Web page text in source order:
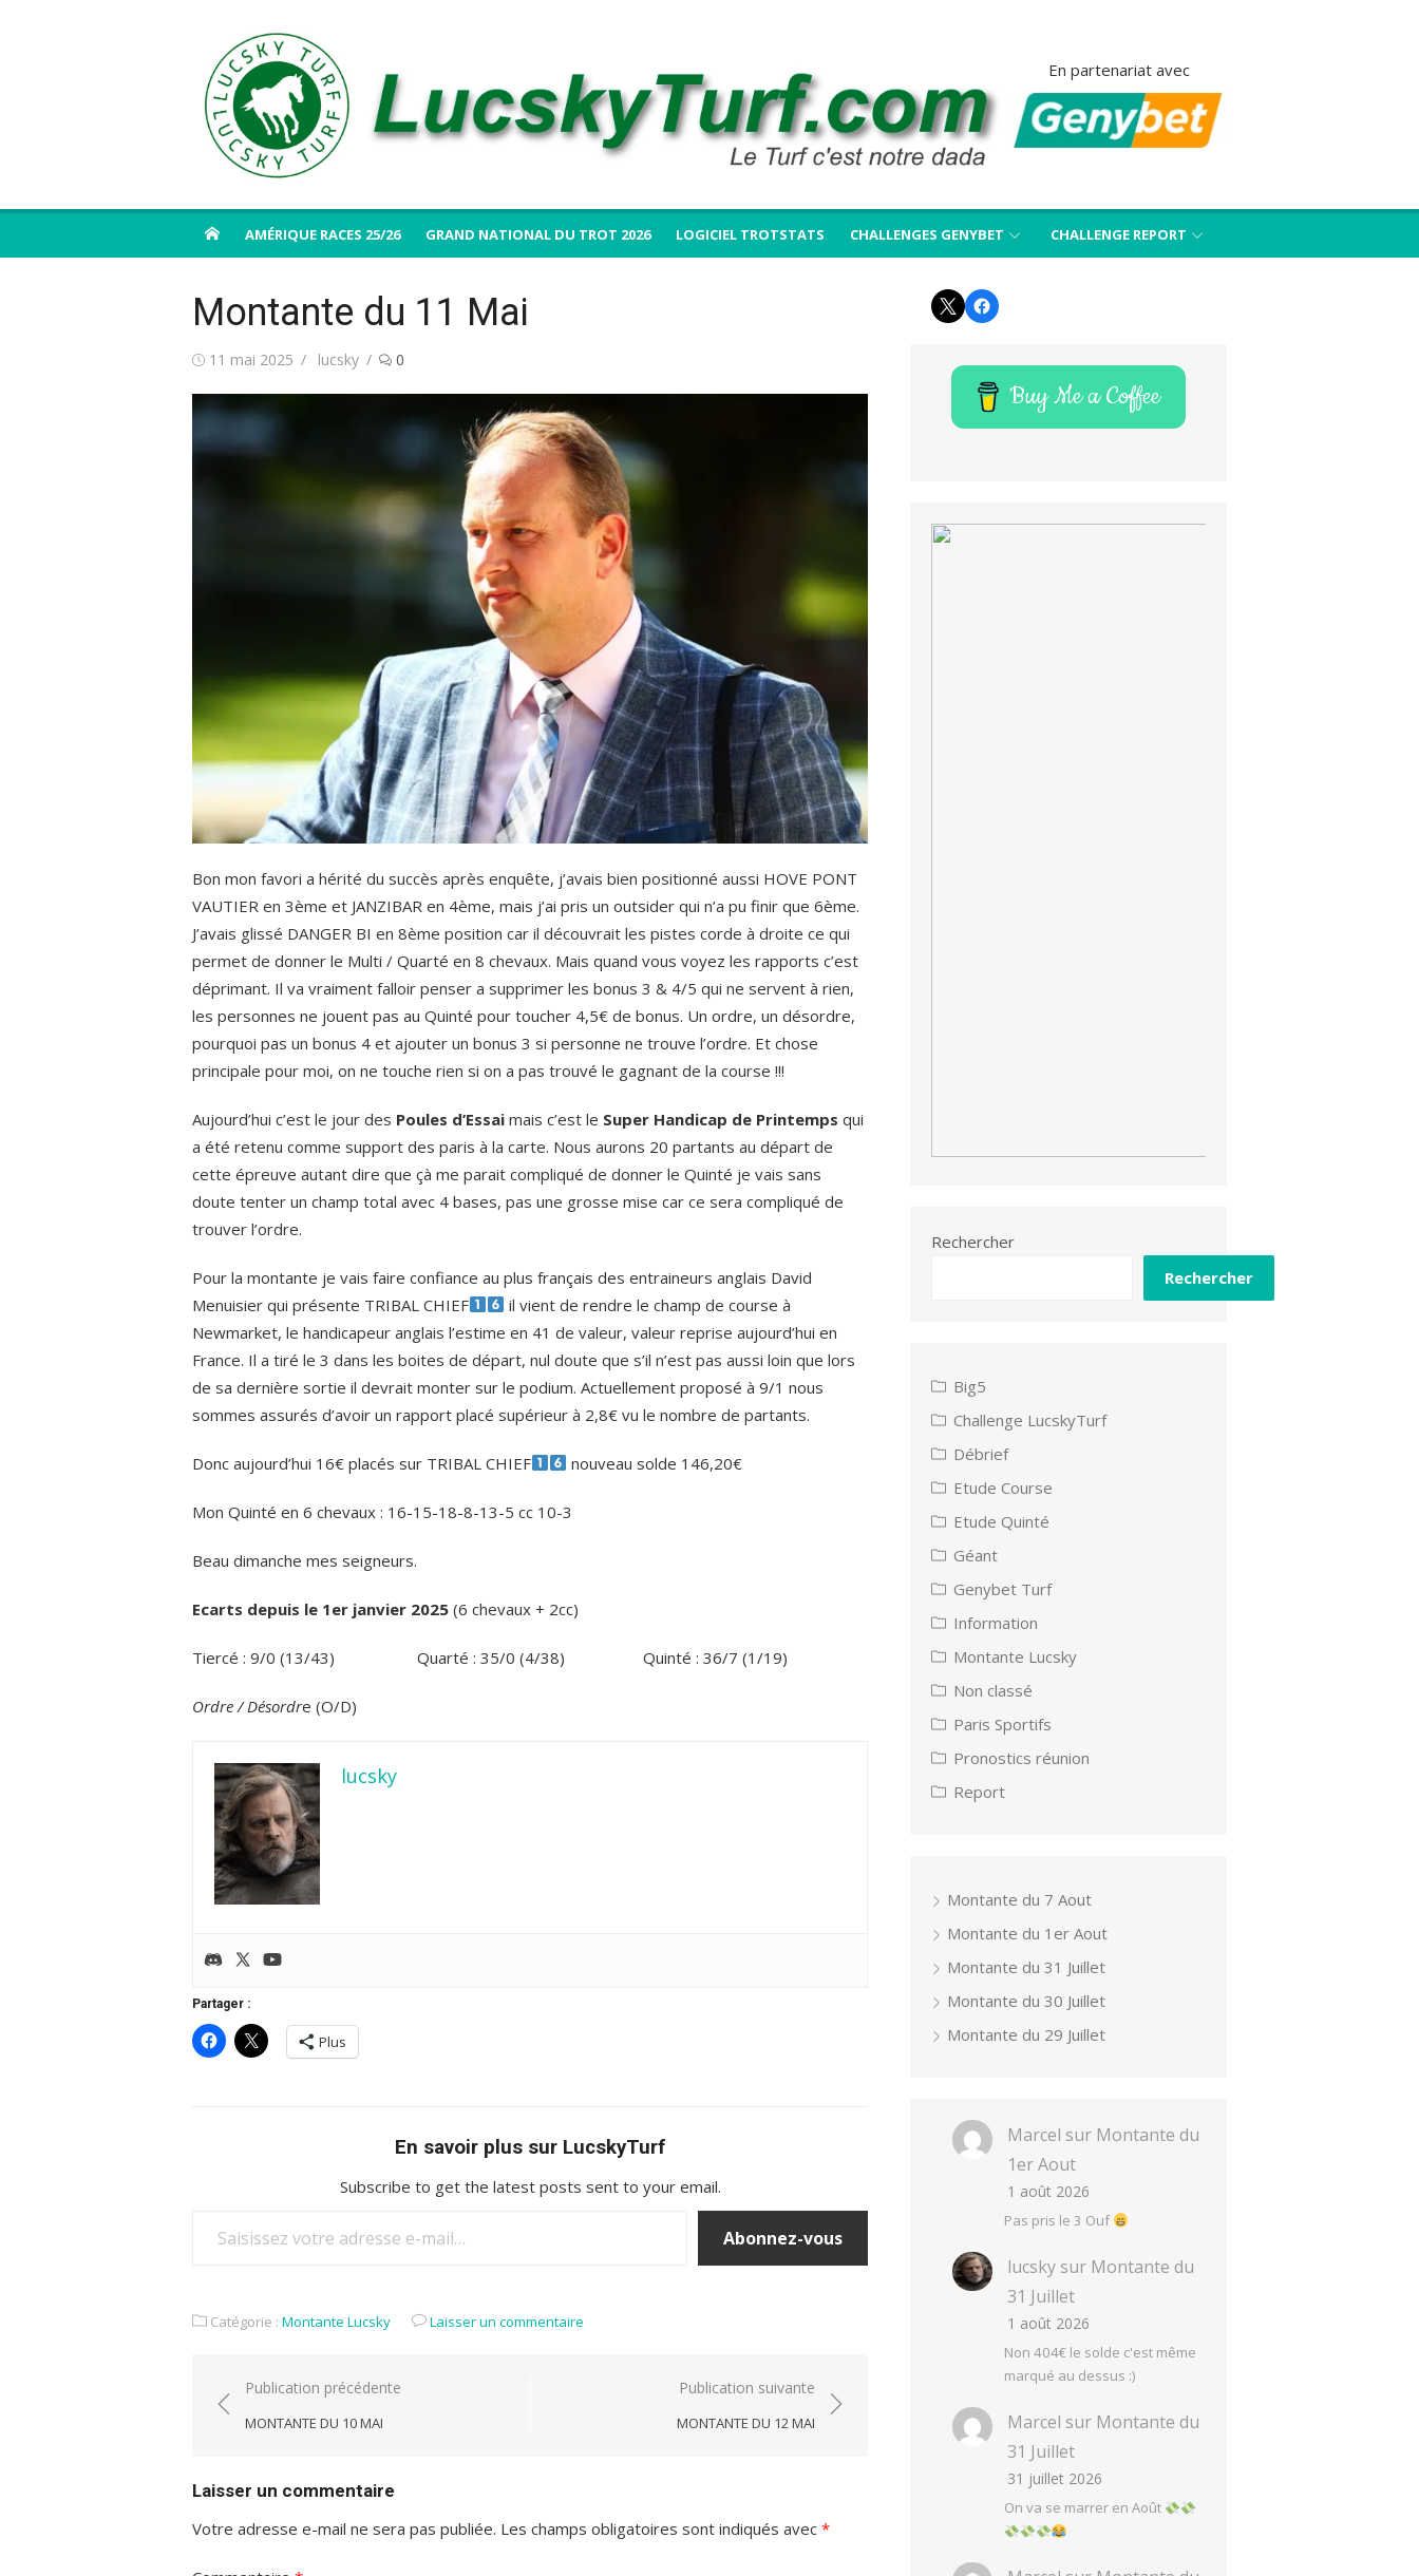
En partenariat avec
AMÉRIQUE RACES 25/26 GRAND NATIONAL DU TROT 2026 LOGICIEL TROTSTATS CHALLENGES GENYBET CHALLENGE REPORT
Montante du 11 Mai
Publié11 mai 2025 Auteur/autrice
lucsky 0
Bon mon favori a hérité du succès après enquête, j’avais bien positionné aussi HOVE PONT
VAUTIER en 3ème et JANZIBAR en 4ème, mais j’ai pris un outsider qui n’a pu finir que 6ème.
J’avais glissé DANGER BI en 8ème position car il découvrait les pistes corde à droite ce qui
permet de donner le Multi / Quarté en 8 chevaux. Mais quand vous voyez les rapports c’est
déprimant. Il va vraiment falloir penser a supprimer les bonus 3 & 4/5 qui ne servent à rien,
les personnes ne jouent pas au Quinté pour toucher 4,5€ de bonus. Un ordre, un désordre,
pourquoi pas un bonus 4 et ajouter un bonus 3 si personne ne trouve l’ordre. Et chose
principale pour moi, on ne touche rien si on a pas trouvé le gagnant de la course !!!
Aujourd’hui c’est le jour des Poules d’Essai mais c’est le Super Handicap de Printemps qui
a été retenu comme support des paris à la carte. Nous aurons 20 partants au départ de
cette épreuve autant dire que çà me parait compliqué de donner le Quinté je vais sans
doute tenter un champ total avec 4 bases, pas une grosse mise car ce sera compliqué de
trouver l’ordre.
Pour la montante je vais faire confiance au plus français des entraineurs anglais David
Menuisier qui présente TRIBAL CHIEF
il vient de rendre le champ de course à
Newmarket, le handicapeur anglais l’estime en 41 de valeur, valeur reprise aujourd’hui en
France. Il a tiré le 3 dans les boites de départ, nul doute que s’il n’est pas aussi loin que lors
de sa dernière sortie il devrait monter sur le podium. Actuellement proposé à 9/1 nous
sommes assurés d’avoir un rapport placé supérieur à 2,8€ vu le nombre de partants.
Donc aujourd’hui 16€ placés sur TRIBAL CHIEF nouveau solde 146,20€
Mon Quinté en 6 chevaux : 16-15-18-8-13-5 cc 10-3
Beau dimanche mes seigneurs.
Ecarts depuis le 1er janvier 2025 (6 chevaux + 2cc)
Tiercé : 9/0 (13/43) Quarté : 35/0 (4/38) Quinté : 36/7 (1/19)
Ordre / Désordre (O/D)
lucsky
Partager :
Plus
En savoir plus sur LucskyTurf
Subscribe to get the latest posts sent to your email.
Abonnez-vous
Catégorie : Montante Lucsky Laisser un commentaire
Navigation
de
Publication précédente
MONTANTE DU 10 MAI
Publication suivante
MONTANTE DU 12 MAI
Laisser un commentaire
Votre adresse e-mail ne sera pas publiée. Les champs obligatoires sont indiqués avec *
TwitterFacebook
Buy Me a Coffee
Rechercher
Rechercher
Big5
Challenge LucskyTurf
Débrief
Etude Course
Etude Quinté
Géant
Genybet Turf
Information
Montante Lucsky
Non classé
Paris Sportifs
Pronostics réunion
Report
Montante du 7 Aout
Montante du 1er Aout
Montante du 31 Juillet
Montante du 30 Juillet
Montante du 29 Juillet
Marcel sur Montante du
1er Aout
1 août 2026
Pas pris le 3 Ouf
lucsky sur Montante du
31 Juillet
1 août 2026
Non 404€ le solde c'est même
marqué au dessus :)
Marcel sur Montante du
31 Juillet
31 juillet 2026
On va se marrer en Août